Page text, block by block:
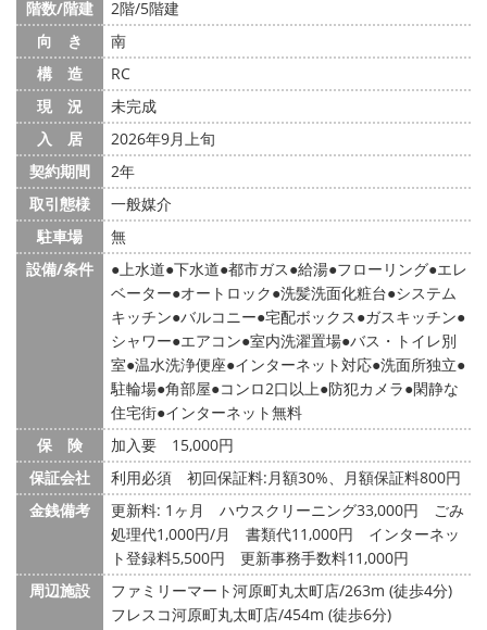
階数/階建
2階/5階建
向 き
南
構 造
RC
現 況
未完成
入 居
2026年9月上旬
契約期間
2年
取引態様
一般媒介
駐車場
無
設備/条件
上水道 下水道 都市ガス 給湯 フローリング エレ
ベーター オートロック 洗髪洗面化粧台 システム
キッチン バルコニー 宅配ボックス ガスキッチン
シャワー エアコン 室内洗濯置場 バス・トイレ別
室 温水洗浄便座 インターネット対応 洗面所独立
駐輪場 角部屋 コンロ2口以上 防犯カメラ 閑静な
住宅街 インターネット無料
保 険
加入要 15,000円
保証会社
利用必須 初回保証料:月額30%、月額保証料800円
金銭備考
更新料: 1ヶ月
ハウスクリーニング33,000円 ごみ
処理代1,000円/月 書類代11,000円 インターネッ
ト登録料5,500円 更新事務手数料11,000円
周辺施設
ファミリーマート河原町丸太町店/263m (徒歩4分)
フレスコ河原町丸太町店/454m (徒歩6分)